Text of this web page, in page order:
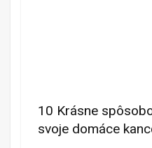
10 Krásne
svoje domáce